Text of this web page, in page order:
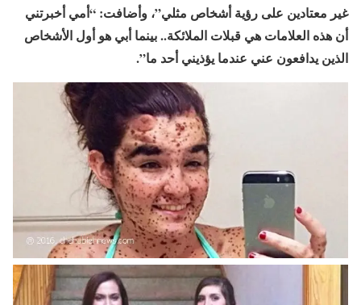
غير معتادين على رؤية أشخاص مثلي”، وأضافت: “أمي أخبرتني
أن هذه العلامات هي قبلات الملائكة.. بينما أبي هو أول الأشخاص
الذين يدافعون عني عندما يؤذيني أحد ما”.